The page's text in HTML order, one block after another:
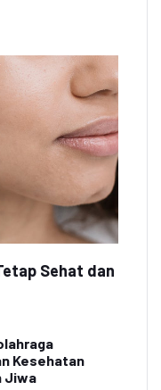
Sehat dan
Kesehatan
Jiwa